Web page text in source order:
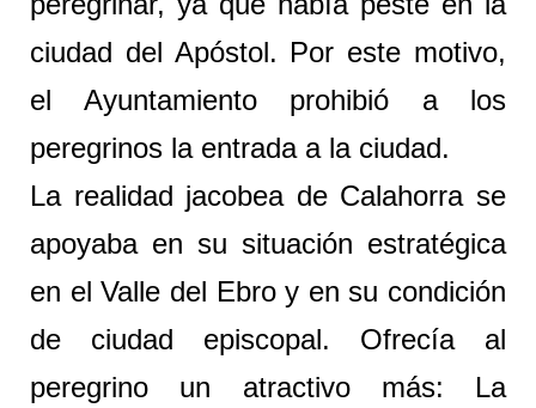
ciudad del Apóstol. Por este motivo,
el Ayuntamiento prohibió a los
peregrinos la entrada a la ciudad.
La realidad jacobea de Calahorra se
apoyaba en su situación estratégica
en el Valle del Ebro y en su condición
de ciudad episcopal. Ofrecía al
peregrino un atractivo más: La